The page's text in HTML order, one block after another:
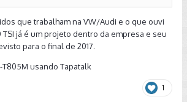
que trabalham na VW/Audi e o que ouvi
TSI já é um projeto dentro da empresa e seu
para o final de 2017.
usando Tapatalk
1